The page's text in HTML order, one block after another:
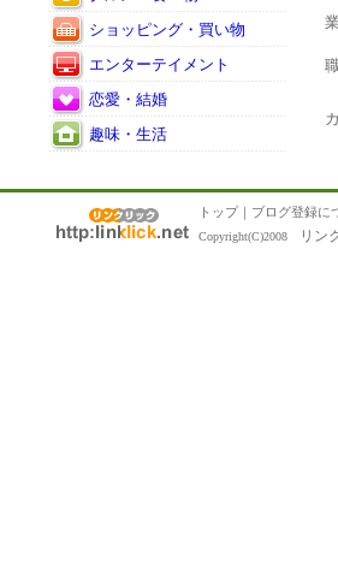
ショッピング・買い物
エンターテイメント
恋愛・結婚
趣味・生活
トップ｜ ブログ登録に
Copyright(C)2008 リン